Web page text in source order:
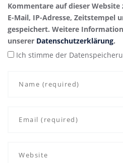
Kommentare auf dieser
E-Mail, IP-Adresse, Zeitstempel
gespeichert. Weitere
unserer Datenschutzerklärung.
Ich stimme der